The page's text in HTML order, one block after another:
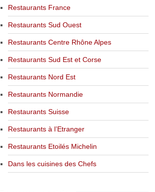
Restaurants France
Restaurants Sud Ouest
Restaurants Centre Rhône Alpes
Restaurants Sud Est et Corse
Restaurants Nord Est
Restaurants Normandie
Restaurants Suisse
Restaurants à l’Etranger
Restaurants Etoilés Michelin
Dans les cuisines des Chefs